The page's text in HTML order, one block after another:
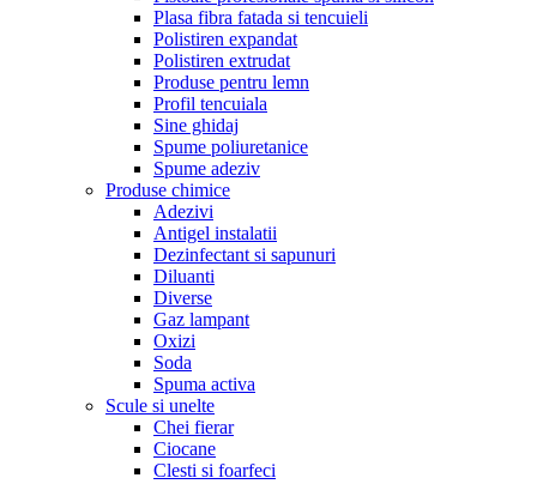
Plasa fibra fatada si tencuieli
Polistiren expandat
Polistiren extrudat
Produse pentru lemn
Profil tencuiala
Sine ghidaj
Spume poliuretanice
Spume adeziv
Produse chimice
Adezivi
Antigel instalatii
Dezinfectant si sapunuri
Diluanti
Diverse
Gaz lampant
Oxizi
Soda
Spuma activa
Scule si unelte
Chei fierar
Ciocane
Clesti si foarfeci